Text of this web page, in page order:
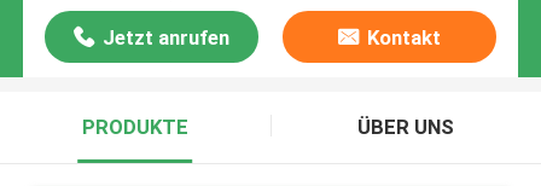
Jetzt anrufen Kontakt
PRODUKTE ÜBER UNS